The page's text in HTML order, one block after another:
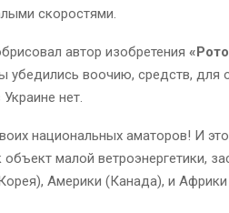
скоростями.
автор изобретения
воочию, средств, для
нет.
национальных аматоров! И
малой ветроэнергетики,
Америки (Канада), и